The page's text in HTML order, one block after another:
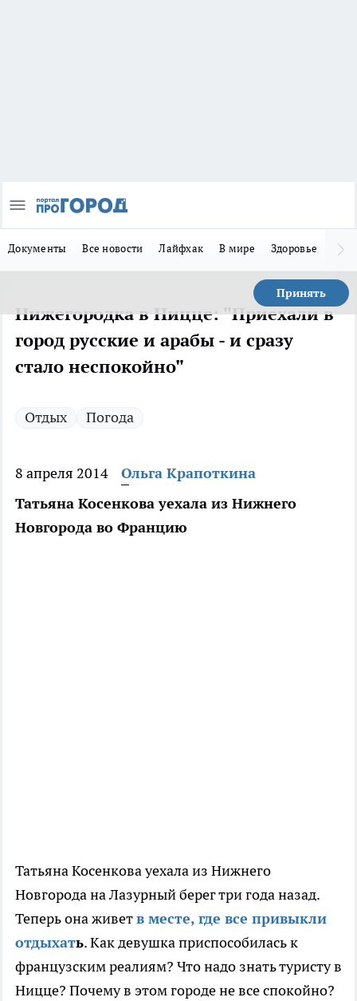
Документы Все новости Лайфхак В мире Здоровье
Принять
Нижегородка в Ницце: "Приехали в
город русские и арабы - и сразу
стало неспокойно"
Отдых Погода
8 апреля 2014
Ольга Крапоткина
Татьяна Косенкова уехала из Нижнего
Новгорода во Францию
Татьяна Косенкова уехала из Нижнего
Новгорода на Лазурный берег три года назад.
Теперь она живетв месте, где все привыкли
отдыхать. Как девушка приспособилась к
французским реалиям? Что надо знать туристу в
Ницце? Почему в этом городе не все спокойно?